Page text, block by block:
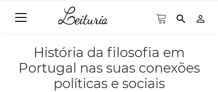
search person_outline
História da filosofia em
Portugal nas suas conexões
políticas e sociais